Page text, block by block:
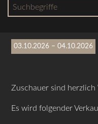
Suchbegriffe
Eulen-Cup
03.10.2026 – 04.10.2026
Zuschauer sind herzlich
Es wird folgender